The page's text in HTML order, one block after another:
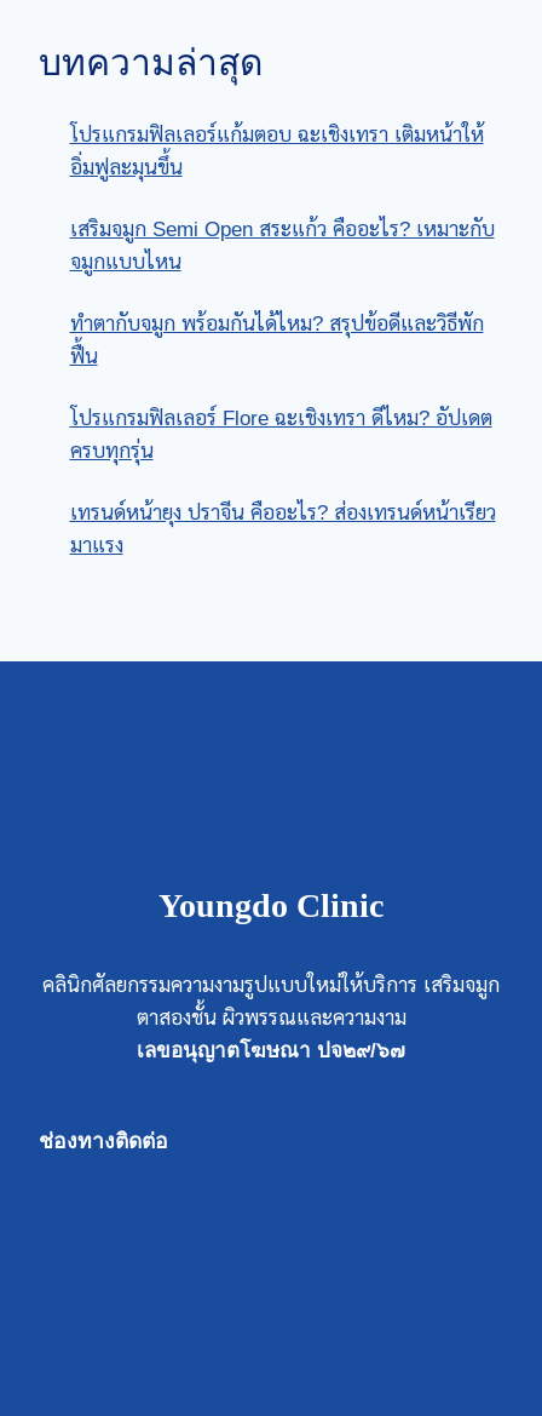
บทความล่าสุด
โปรแกรมฟิลเลอร์แก้มตอบ ฉะเชิงเทรา เติมหน้าให้
อิ่มฟูละมุนขึ้น
เสริมจมูก Semi Open สระแก้ว คืออะไร? เหมาะกับ
จมูกแบบไหน
ทําตากับจมูก พร้อมกันได้ไหม? สรุปข้อดีและวิธีพัก
ฟื้น
โปรแกรมฟิลเลอร์ Flore ฉะเชิงเทรา ดีไหม? อัปเดต
ครบทุกรุ่น
เทรนด์หน้ายุง ปราจีน คืออะไร? ส่องเทรนด์หน้าเรียว
มาแรง
Youngdo Clinic
คลินิกศัลยกรรมความงามรูปแบบใหม่ให้บริการ เสริมจมูก
ตาสองชั้น ผิวพรรณและความงาม
เลขอนุญาตโฆษณา ปจ๒๙/๖๗
ช่องทางติดต่อ